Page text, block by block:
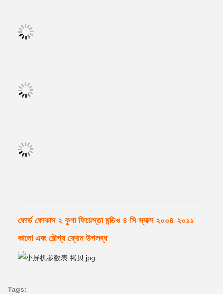
ফোর্ড ফোকাস ২ কুগা ফিয়েস্তা মন্ডিও ৪ সি-ম্যাক্স ২০০৪-২০১১
কালো এবং রৌপ্য ফ্রেম উপলব্ধ
Tags: